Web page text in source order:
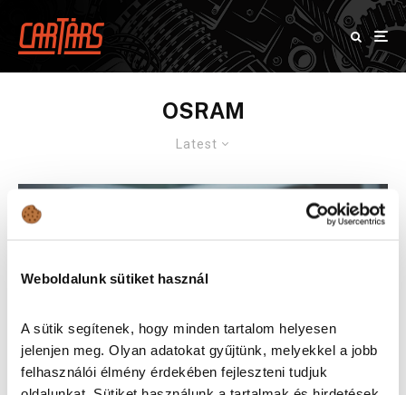
Weboldalunk sütiket használ
A sütik segítenek, hogy minden tartalom helyesen
jelenjen meg. Olyan adatokat gyűjtünk, melyekkel a jobb
felhasználói élmény érdekében fejleszteni tudjuk
OSRAM
Latest